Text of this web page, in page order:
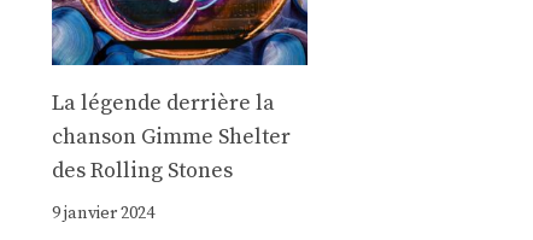
La légende derrière la
chanson Gimme Shelter
des Rolling Stones
9 janvier 2024